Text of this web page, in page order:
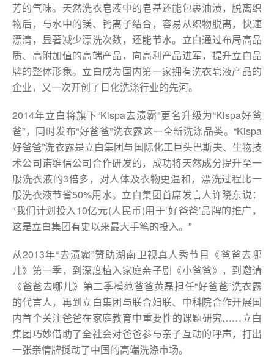
芳的气味。天然洗衣皂液中的皂基还能包裹油渍，脱离织
物后，与水中的镁、钙离子结合，容易从织物脱离，快速
漂清，显著减少漂洗次数，还能节水。立白通过布局高品
质、高附加值的高端产品，向高利产品进军，提升立白品
牌的整体形象。立白成为国内第一家拥有洗衣皂液产品的
企业，又一次开创了日化洗涤行业的先河。
2014年立白将旗下“Kispa去渍霸”更名升级为“Kispa好爸
爸”，同时发布“好爸爸”洗衣露这一全新洗涤品类。“Kispa
好爸爸”洗衣露是立白集团与国际化工巨头巴斯夫、生物技
术公司诺维信公司合作研发的，成功将天然成分提升至一
般洗衣液的3倍多，对人体及衣物更温和，漂洗过程比一
般洗衣液节省50%用水。立白集团首席发言人许晓东说：
“我们计划投入10亿元(人民币)用于‘好爸爸’品牌的推广，
这是立白集团有史以来最大手笔的投入。”
从2013年“去渍霸”赞助湖南卫视真人秀节目《爸爸去哪
儿》第一季，到深度植入家庭亲子剧《小爸爸》，到邀请
《爸爸去哪儿》第二季模范爸爸黄磊担任“好爸爸”洗衣露
的代言人，再到立白集团与联合妇联、中科院合作开展国
内首个关注爸爸在家庭教育中重要性的课题研究……立白
集团巧妙借助了全社会对爸爸参与亲子互动的呼声，打出
一张亲情牌搅动了中国的高端洗涤市场。